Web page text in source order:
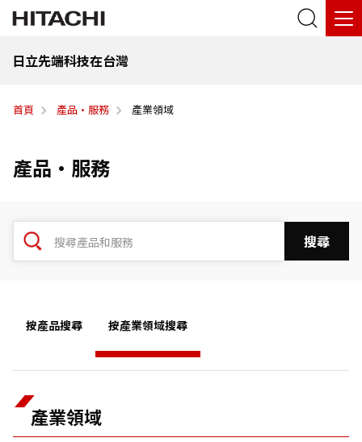
日立先端科技在台灣
首頁 產品·服務 產業領域
產品·服務
按產品搜尋 按產業領域搜尋
產業領域